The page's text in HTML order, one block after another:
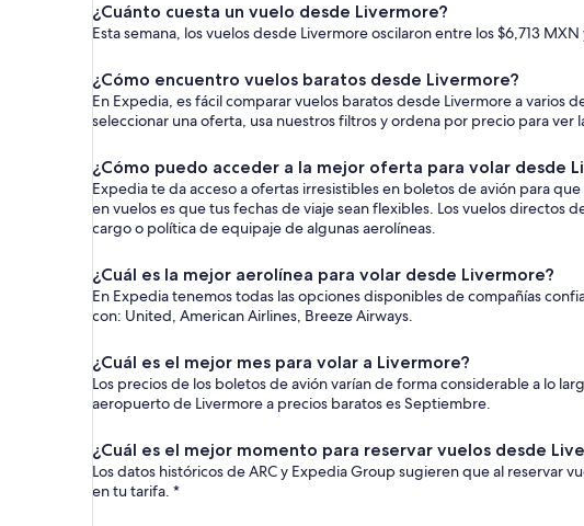
¿Cuánto cuesta un vuelo desde Livermore?
Esta semana, los vuelos desde Livermore oscilaron entre los $6,713
¿Cómo encuentro vuelos baratos desde Livermore?
En Expedia, es fácil comparar vuelos baratos desde Livermore a varios
seleccionar una oferta, usa nuestros filtros y ordena por precio para ver
¿Cómo puedo acceder a la mejor oferta para volar desde
Expedia te da acceso a ofertas irresistibles en boletos de avión para
en vuelos es que tus fechas de viaje sean flexibles. Los vuelos
cargo o política de equipaje de algunas aerolíneas.
¿Cuál es la mejor aerolínea para volar desde Livermore?
En Expedia tenemos todas las opciones disponibles de compañías
con: United, American Airlines, Breeze Airways.
¿Cuál es el mejor mes para volar a Livermore?
Los precios de los boletos de avión varían de forma considerable a lo
aeropuerto de Livermore a precios baratos es Septiembre.
¿Cuál es el mejor momento para reservar vuelos desde
Los datos históricos de ARC y Expedia Group sugieren que al reservar
en tu tarifa. *